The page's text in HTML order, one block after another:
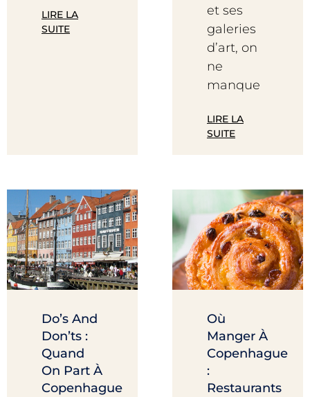
LIRE LA
SUITE
et ses
galeries
d’art, on
ne
manque
LIRE LA
SUITE
Do’s And
Don’ts :
Quand
On Part À
Copenhague
Où
Manger À
Copenhague
:
Restaurants